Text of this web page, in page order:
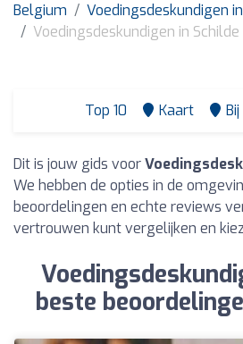
Belgium
Voedingsdeskundigen
Voedingsdeskundigen in Schilde
Top 10 Kaart
Dit is jouw gids voor
We hebben de opties in de
beoordelingen en echte reviews
vertrouwen kunt vergelijken en
beste